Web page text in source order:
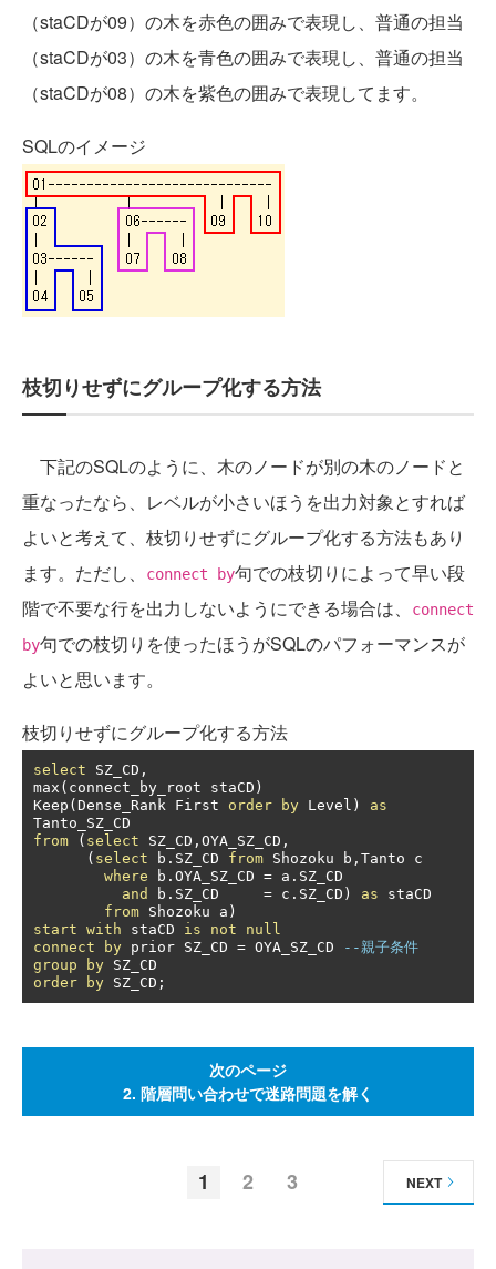
（staCDが09）の木を赤色の囲みで表現し、普通の担当
（staCDが03）の木を青色の囲みで表現し、普通の担当
（staCDが08）の木を紫色の囲みで表現してます。
SQLのイメージ
枝切りせずにグループ化する方法
下記のSQLのように、木のノードが別の木のノードと
重なったなら、レベルが小さいほうを出力対象とすれば
よいと考えて、枝切りせずにグループ化する方法もあり
ます。ただし、
connect by句での枝切りによって早い段
階で不要な行を出力しないようにできる場合は、
connect
by句での枝切りを使ったほうがSQLのパフォーマンスが
よいと思います。
枝切りせずにグループ化する方法
select SZ_CD ,
max ( connect_by_root staCD )
Keep (Dense_Rank First order by Level )
as
from
( select SZ_CD , OYA_SZ_CD ,
( select b . SZ_CD from Shozoku b , Tanto c
where b . OYA_SZ_CD = a . SZ_CD
and
b . SZ_CD = c . SZ_CD ) as staCD
from Shozoku a )
start with staCD is not
null
connect
by prior SZ_CD = OYA_SZ_CD
--親子条件
group
by
order
by SZ_CD ;
次のページ
2. 階層問い合わせで迷路問題を解く
1 2 3 NEXT